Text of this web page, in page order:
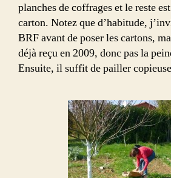
planches de coffrages et le reste
carton. Notez que d’habitude,
BRF avant de poser les cartons,
déjà reçu en 2009, donc pas la
Ensuite, il suffit de pailler